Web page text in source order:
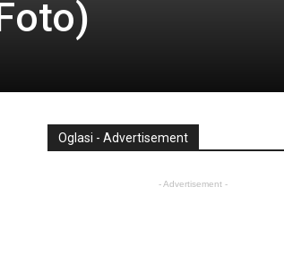
Oglasi - Advertisement
- Advertisement -